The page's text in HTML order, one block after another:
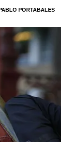
PABLO PORTABALES